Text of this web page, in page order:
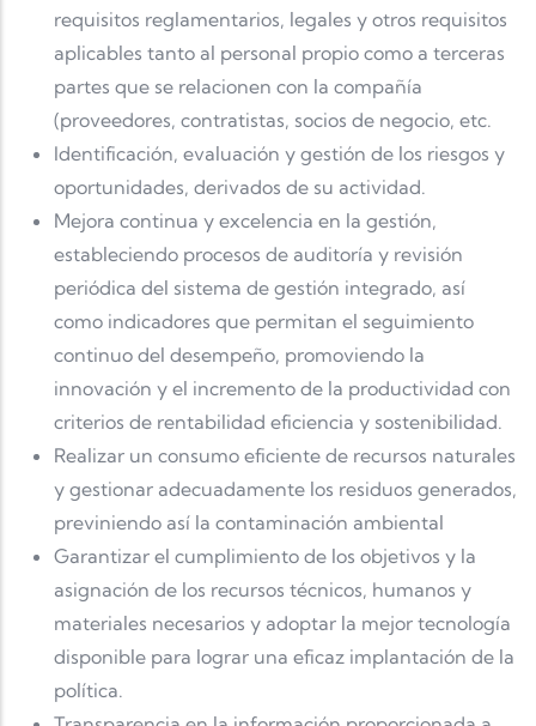
requisitos reglamentarios, legales y otros requisitos
aplicables tanto al personal propio como a terceras
partes que se relacionen con la compañía
(proveedores, contratistas, socios de negocio, etc.
Identificación, evaluación y gestión de los riesgos y
oportunidades, derivados de su actividad.
Mejora continua y excelencia en la gestión,
estableciendo procesos de auditoría y revisión
periódica del sistema de gestión integrado, así
como indicadores que permitan el seguimiento
continuo del desempeño, promoviendo la
innovación y el incremento de la productividad con
criterios de rentabilidad eficiencia y sostenibilidad.
Realizar un consumo eficiente de recursos naturales
y gestionar adecuadamente los residuos generados,
previniendo así la contaminación ambiental
Garantizar el cumplimiento de los objetivos y la
asignación de los recursos técnicos, humanos y
materiales necesarios y adoptar la mejor tecnología
disponible para lograr una eficaz implantación de la
política.